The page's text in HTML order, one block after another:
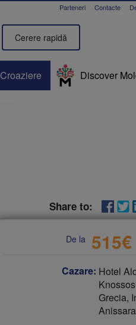
Contacte
Parteneri
Cerere rapidă
Croaziere Discover
Share to:
De la 515€
Cazare: Hotel
Grecia,